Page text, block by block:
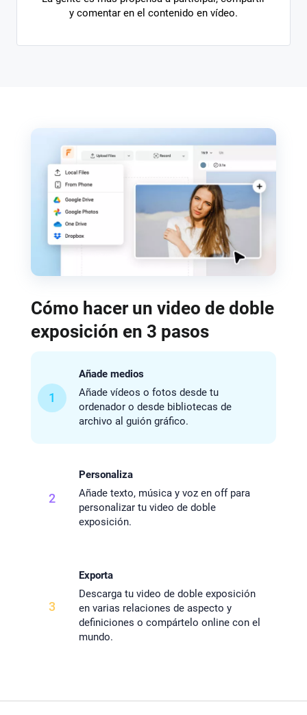
y comentar en el contenido en vídeo.
Cómo hacer un video de doble
exposición en 3 pasos
1
Añade medios
Añade vídeos o fotos desde tu
ordenador o desde bibliotecas de
archivo al guión gráfico.
2
Personaliza
Añade texto, música y voz en off para
personalizar tu video de doble
exposición.
3
Exporta
Descarga tu video de doble exposición
en varias relaciones de aspecto y
definiciones o compártelo online con el
mundo.